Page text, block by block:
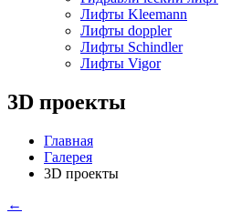
Лифты Kleemann
Лифты doppler
Лифты Schindler
Лифты Vigor
3D проекты
Главная
Галерея
3D проекты
←